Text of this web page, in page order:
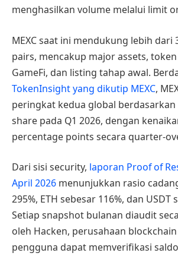
menghasilkan volume melalui limit
MEXC saat ini mendukung lebih dari
pairs, mencakup major assets,
GameFi, dan listing tahap awal.
TokenInsight yang dikutip MEXC,
peringkat kedua global
share pada Q1 2026, dengan
percentage points secara quarter-
Dari sisi security, laporan Proof of
April 2026 menunjukkan rasio
295%, ETH sebesar 116%, dan USDT
Setiap snapshot bulanan diaudit
oleh Hacken, perusahaan
pengguna dapat memverifikasi